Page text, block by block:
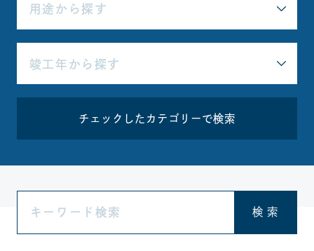
チェックしたカテゴリーで検索
検 索